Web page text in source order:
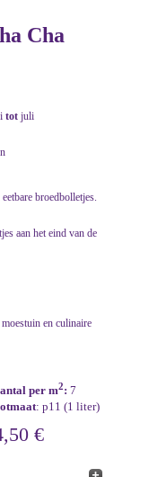
Cha
tot juli
broedbolletjes.
aan het eind van de
en culinaire
per m2: 7
: p11 (1 liter)
€